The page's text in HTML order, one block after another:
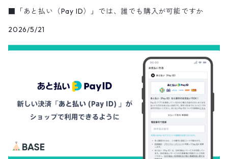
■「あと払い（Pay ID）」では、誰でも購入が可能ですか
2026/5/21